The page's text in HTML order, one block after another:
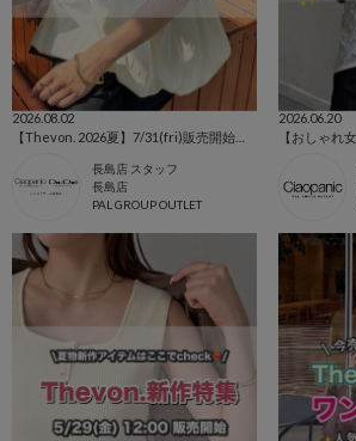
2026.08.02
長島店 スタッフ
長島店
PAL GROUP OUTLET
2026.06.20